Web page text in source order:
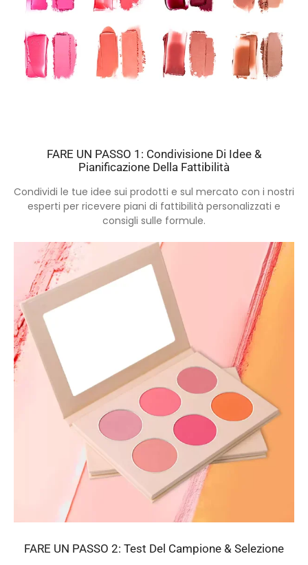
FARE UN PASSO 1: Condivisione Di Idee &
Pianificazione Della Fattibilità
Condividi le tue idee sui prodotti e sul mercato con i nostri
esperti per ricevere piani di fattibilità personalizzati e
consigli sulle formule.
FARE UN PASSO 2: Test Del Campione & Selezione